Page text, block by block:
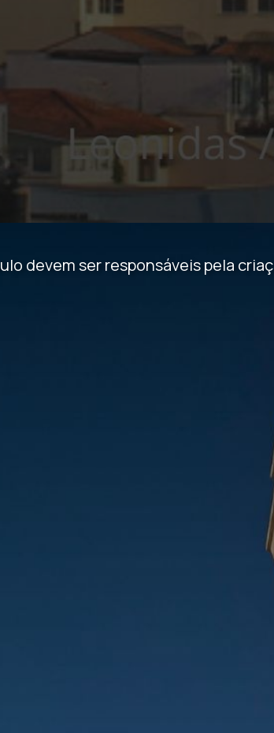
devem ser responsáveis pela